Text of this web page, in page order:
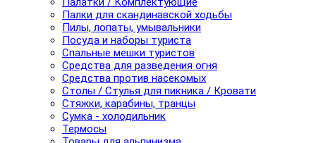
Палки для скандинавской ходьбы
Пилы, лопаты, умывальники
Посуда и наборы туриста
Спальные мешки туристов
Средства для разведения огня
Средства против насекомых
Столы / Стулья для пикника / Кровати
Стяжки, карабины, транцы
Сумка - холодильник
Термосы